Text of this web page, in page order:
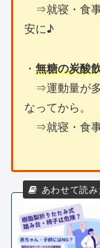
⇒就寝・食
安に♪
・ 無糖の炭酸
⇒運動量が
なってから。
⇒就寝・食